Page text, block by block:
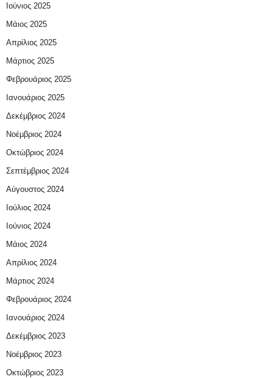
Ιούνιος 2025
Μάιος 2025
Απρίλιος 2025
Μάρτιος 2025
Φεβρουάριος 2025
Ιανουάριος 2025
Δεκέμβριος 2024
Νοέμβριος 2024
Οκτώβριος 2024
Σεπτέμβριος 2024
Αύγουστος 2024
Ιούλιος 2024
Ιούνιος 2024
Μάιος 2024
Απρίλιος 2024
Μάρτιος 2024
Φεβρουάριος 2024
Ιανουάριος 2024
Δεκέμβριος 2023
Νοέμβριος 2023
Οκτώβριος 2023